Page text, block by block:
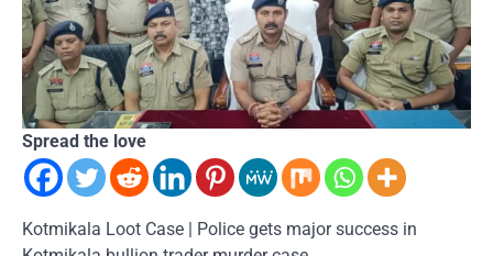
Spread the love
Kotmikala Loot Case | Police gets major success in